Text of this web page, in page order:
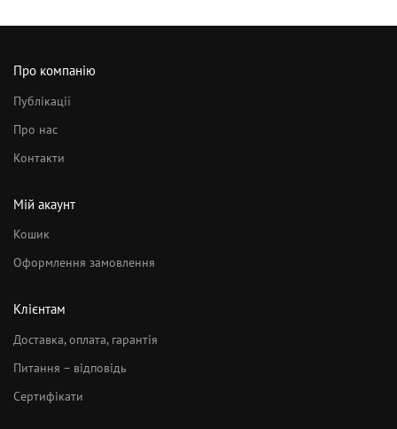
Про компанію
Публікації
Про нас
Контакти
Мій акаунт
Кошик
Оформлення замовлення
Клієнтам
Доставка, оплата, гарантія
Питання – відповідь
Сертифікати